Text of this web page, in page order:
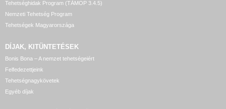
Tehetséghidak Program (TÁMOP 3.4.5)
Nemzeti Tehetség Program
Tehetségek Magyarországa
DÍJAK, KITÜNTETÉSEK
Bonis Bona – A nemzet tehetségeiért
Felfedezettjeink
Tehetségnagykövetek
Egyéb díjak